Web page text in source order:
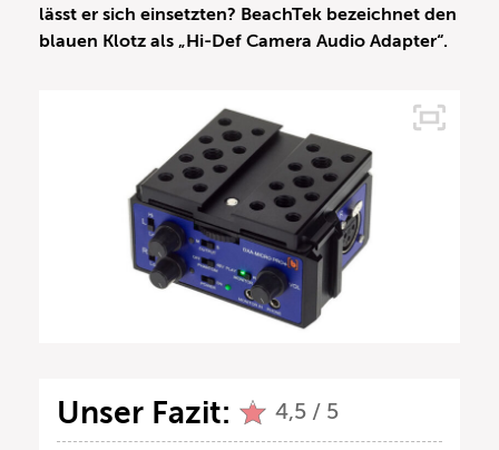
lässt er sich einsetzten? BeachTek bezeichnet den
blauen Klotz als „Hi-Def Camera Audio Adapter“.
Unser Fazit: 4,5 / 5